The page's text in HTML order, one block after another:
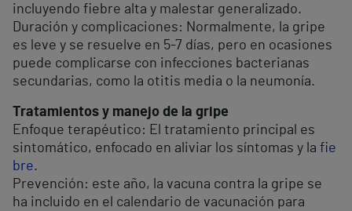
incluyendo fiebre alta y malestar generalizado.
Duración y complicaciones: Normalmente, la gripe
es leve y se resuelve en 5-7 días, pero en ocasiones
puede complicarse con infecciones bacterianas
secundarias, como la otitis media o la neumonía.
Tratamientos y manejo de la gripe
Enfoque terapéutico: El tratamiento principal es
sintomático, enfocado en aliviar los síntomas y la fie
bre.
Prevención: este año, la vacuna contra la gripe se
ha incluido en el calendario de vacunación para